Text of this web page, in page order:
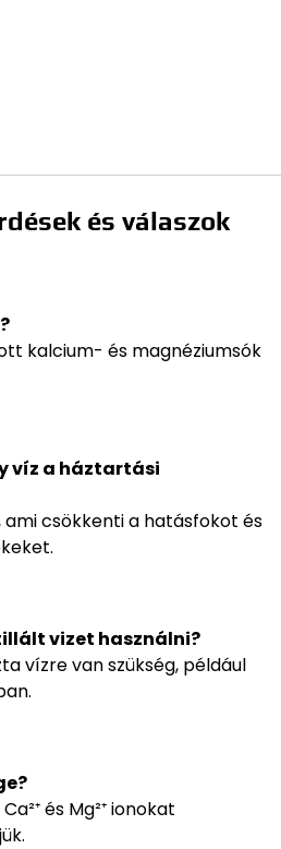
és válaszok
kalcium- és magnéziumsók
víz a háztartási
csökkenti a hatásfokot és
vizet használni?
vízre van szükség, például
és Mg²⁺ ionokat